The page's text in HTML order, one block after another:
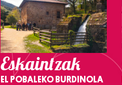
Eskaintzak
EL POBALEKO BURDINOLA